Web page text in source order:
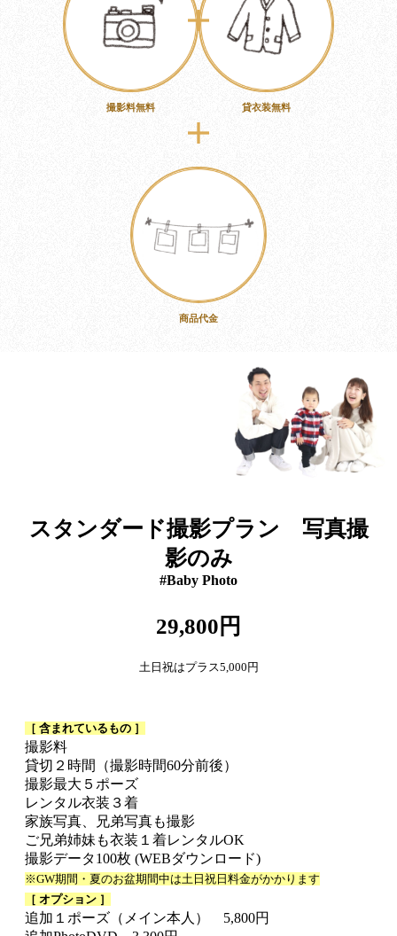
撮影料無料 貸衣装無料
商品代金
スタンダード撮影プラン 写真撮
影のみ
#Baby Photo
29,800円
土日祝はプラス5,000円
［ 含まれているもの ］
撮影料
貸切２時間（撮影時間60分前後）
撮影最大５ポーズ
レンタル衣装３着
家族写真、兄弟写真も撮影
ご兄弟姉妹も衣装１着レンタルOK
撮影データ100枚 (WEBダウンロード)
※GW期間・夏のお盆期間中は土日祝日料金がかかります
［ オプション ］
追加１ポーズ（メイン本人） 5,800円